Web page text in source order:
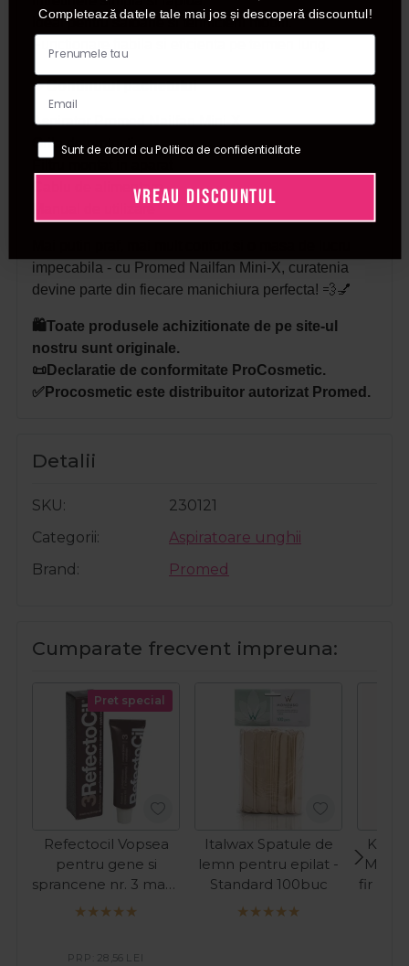
Ideal pentru saloane si tehnicieni mobili.
🔸Continutul pachetului
Aspirator Promed Nailfan Mini-X
Grila de protectie
Cablu de alimentare
impecabila - cu Promed Nailfan Mini-X, curatenia
devine parte din fiecare manichiura perfecta! 💨💅
🛍️Toate produsele achizitionate de pe site-ul
nostru sunt originale.
📜Declaratie de conformitate ProCosmetic.
✅Procosmetic este distribuitor autorizat Promed.
Detalii
SKU
230121
Categorii
Aspiratoare unghii
Brand
Promed
Cumparate frecvent impreuna:
Pret special
Refectocil Vopsea
pentru gene si
sprancene nr. 3 maro
natural 15ml
PRP: 28,56 LEI
Italwax Spatule de
lemn pentru epilat -
Standard 100buc
fir
Completează datele tale mai jos și descoperă discountul!
Sunt de acord cu Politica de confidentialitate
VREAU DISCOUNTUL